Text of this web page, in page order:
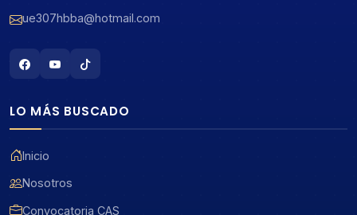
ue307hbba@hotmail.com
LO MÁS BUSCADO
Inicio
Nosotros
Convocatoria CAS